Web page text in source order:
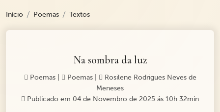
Início Poemas Textos
Na sombra da luz
Poemas| Poemas|
Rosilene Rodrigues Neves de
Meneses
Publicado em 04 de Novembro de 2025 ás 10h 32min